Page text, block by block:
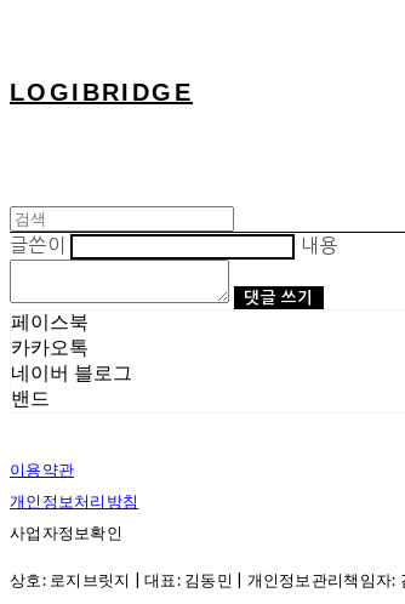
LOGIBRIDGE
글쓴이 내용
댓글 쓰기
페이스북
카카오톡
네이버 블로그
밴드
이용약관
개인정보처리방침
사업자정보확인
상호: 로지브릿지 | 대표: 김동민 | 개인정보관리책임